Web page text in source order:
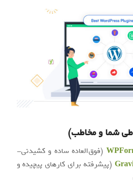
شما و مخاطب)
(فوق‌العاده ساده و کشیدنی-
(پیشرفته برای کارهای پیچیده و